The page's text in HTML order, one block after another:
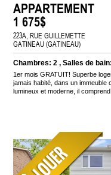
APPARTEMENT
1 675$
223A, RUE GUILLEMETTE
GATINEAU (GATINEAU)
Chambres: 2 , Salles de
1er mois GRATUIT! Superbe
jamais habité, dans un
lumineux et moderne, il